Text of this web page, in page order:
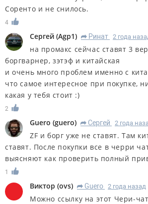
Соренто и не снилось.
4
Сергей (Agp1) R Ринат 2 года
на промакс сейчас ставят 3
боргварнер, зэтэф и китайская
и очень много проблем именно с
что самое интересное при покупке,
какая у тебя стоит :)
2
Guero (guero) R Сергей 2 года
ZF и борг уже не ставят. Там
ставят. После покупки все в черри
выясняют как проверить полный
1
Виктор (ovs) R Guero 2 года назад
Можно ссылку на этот Чери-